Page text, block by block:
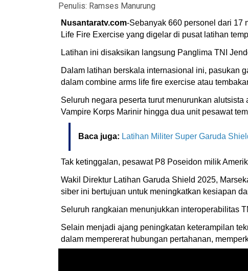
Penulis: Ramses Manurung
Nusantaratv.com-Sebanyak 660 personel dari 17
Life Fire Exercise yang digelar di pusat latihan
Latihan ini disaksikan langsung Panglima TNI
Dalam latihan berskala internasional ini, pasukan
dalam combine arms life fire exercise atau
Seluruh negara peserta turut menurunkan
Vampire Korps Marinir hingga dua unit pesawat
Baca juga: Latihan Militer Super Garuda
Tak ketinggalan, pesawat P8 Poseidon milik
Wakil Direktur Latihan Garuda Shield 2025,
siber ini bertujuan untuk meningkatkan kesiapan
Seluruh rangkaian menunjukkan interoperabilitas
Selain menjadi ajang peningkatan keterampilan
dalam mempererat hubungan pertahanan,